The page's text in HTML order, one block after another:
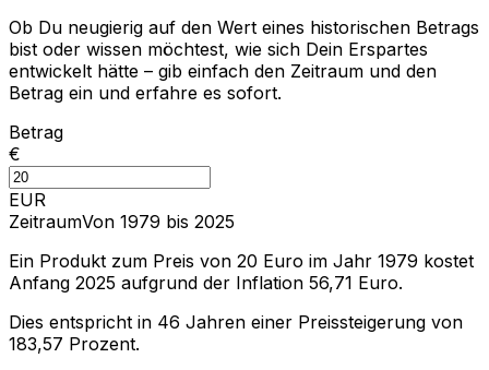
Ob Du neugierig auf den Wert eines historischen Betrags
bist oder wissen möchtest, wie sich Dein Erspartes
entwickelt hätte – gib einfach den Zeitraum und den
Betrag ein und erfahre es sofort.
Betrag
€
EUR
ZeitraumVon 1979 bis 2025
Ein Produkt zum Preis von 20 Euro im Jahr 1979 kostet
Anfang 2025 aufgrund der Inflation 56,71 Euro.
Dies entspricht in 46 Jahren einer Preissteigerung von
183,57 Prozent.